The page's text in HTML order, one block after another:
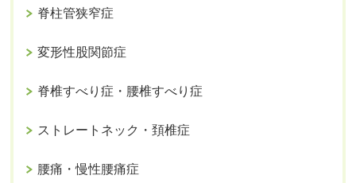
脊柱管狭窄症
変形性股関節症
脊椎すべり症・腰椎すべり症
ストレートネック・頚椎症
腰痛・慢性腰痛症